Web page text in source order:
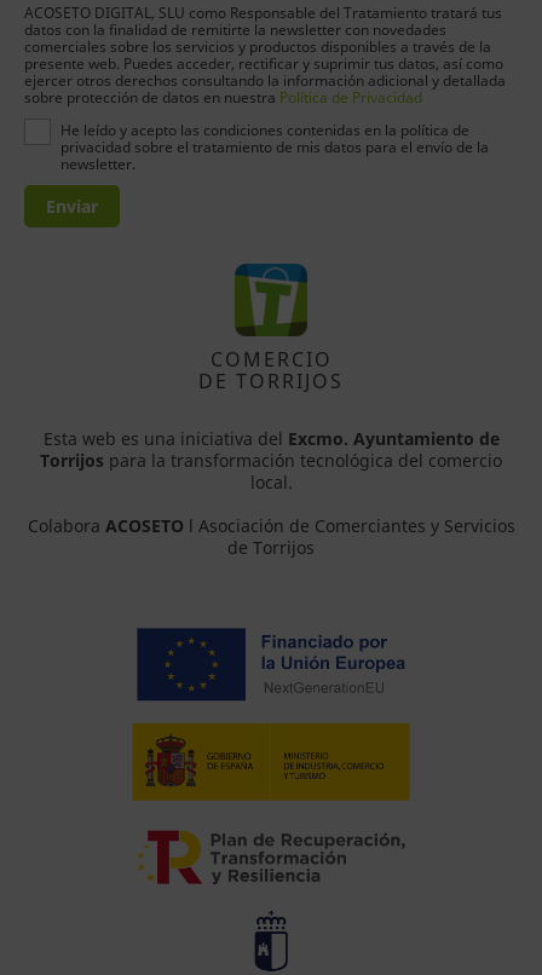
ACOSETO DIGITAL, SLU como Responsable del Tratamiento tratará tus
datos con la finalidad de remitirte la newsletter con novedades
comerciales sobre los servicios y productos disponibles a través de la
presente web. Puedes acceder, rectificar y suprimir tus datos, así como
ejercer otros derechos consultando la información adicional y detallada
sobre protección de datos en nuestra Política de Privacidad
He leído y acepto las condiciones contenidas en la política de
privacidad sobre el tratamiento de mis datos para el envío de la
newsletter.
Enviar
COMERCIO
DE TORRIJOS
Esta web es una iniciativa del Excmo. Ayuntamiento de
Torrijos para la transformación tecnológica del comercio
local.
Colabora ACOSETO l Asociación de Comerciantes y Servicios
de Torrijos